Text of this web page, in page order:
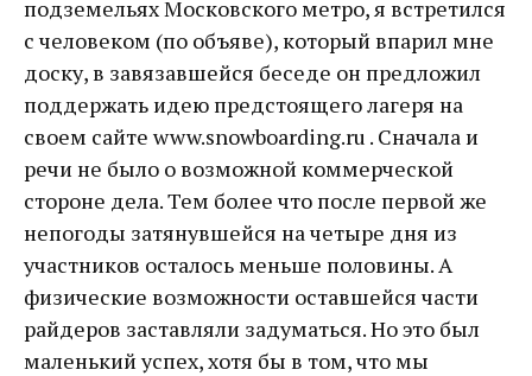
подземельях Московского метро, я встретился
с человеком (по объяве), который впарил мне
доску, в завязавшейся беседе он предложил
поддержать идею предстоящего лагеря на
своем сайте www.snowboarding.ru . Сначала и
речи не было о возможной коммерческой
стороне дела. Тем более что после первой же
непогоды затянувшейся на четыре дня из
участников осталось меньше половины. А
физические возможности оставшейся части
райдеров заставляли задуматься. Но это был
маленький успех, хотя бы в том, что мы